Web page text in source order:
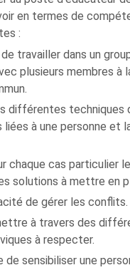
en termes de
:
travailler dans un
plusieurs membres à
différentes techniques
liées à une personne et
chaque cas particulier
solutions à mettre en
de gérer les conflits.
à travers des
à respecter.
de sensibiliser une